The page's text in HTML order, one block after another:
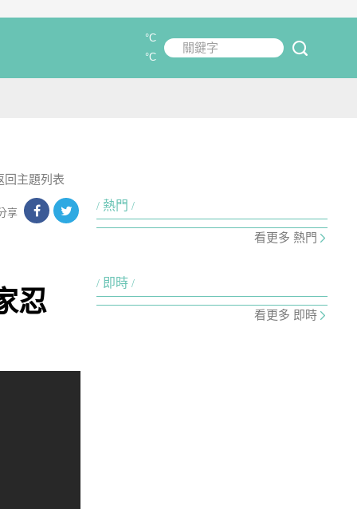
關鍵字
°C
°C
回主題列表
享
忍
熱門
看更多 熱門
即時
看更多 即時